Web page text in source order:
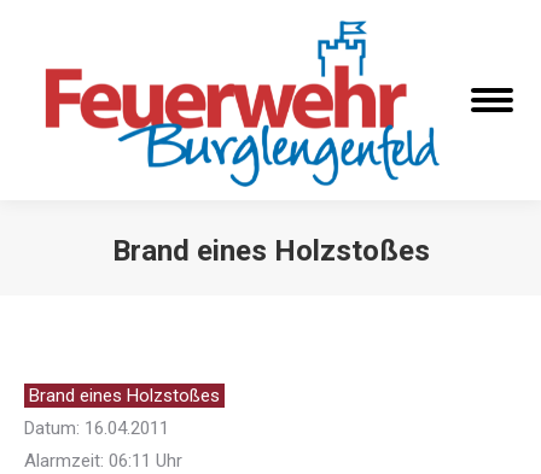
Brand eines Holzstoßes
Brand eines Holzstoßes
Datum: 16.04.2011
Alarmzeit: 06:11 Uhr